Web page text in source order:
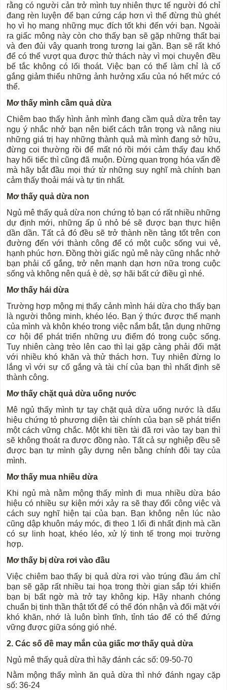
rằng có người cản trở mình tuy nhiên thực tế người đó chỉ
đang rèn luyện để bạn cứng cáp hơn vì thế đừng thù ghét
họ vì họ mang những mục đích tốt khi đến với bạn. Ngoài
ra giấc mông này còn cho thấy bạn sẽ gặp những thất bại
và đen đủi vây quanh trong tương lai gần. Bạn sẽ rất khó
để có thể vượt qua được thử thách này vì mọi chuyện đều
bế tắc không có lối thoát. Việc bạn có thể làm chỉ là cố
gắng giảm thiểu những ảnh hưởng xấu của nó hết mức có
thể.
Mơ thấy mình cầm quả dừa
Chiêm bao thấy hình ảnh mình đang cầm quả dừa trên tay
ngụ ý nhắc nhở bạn nên biết cách trân trọng và nâng niu
những giá trị hay những thành quả mà mình đang sở hữu,
đừng coi thường rồi để mất nó rồi mới cảm thấy đau khổ
hay hối tiếc thì cũng đã muộn. Đừng quan trọng hóa vấn đề
mà hãy bắt đầu mọi thứ từ những suy nghĩ mà chính bạn
cảm thấy thoải mái và tự tin nhất.
Mơ thấy quả dừa non
Ngủ mê thấy quả dừa non chứng tỏ bạn có rất nhiều những
dự định mới, những ấp ủ nhỏ bé sẽ được bạn thực hiện
dần dần. Tất cả đó đều sẽ trở thành nền tảng tốt trên con
đường đến với thành công để có một cuộc sống vui vẻ,
hạnh phúc hơn. Đồng thời giấc ngủ mê này cũng nhắc nhở
bạn phải cố gắng, trở nên mạnh dạn hơn nữa trong cuộc
sống và không nên quá è dè, sợ hãi bất cứ điều gì nhé.
Mơ thấy hái dừa
Trường hợp mộng mị thấy cảnh mình hái dừa cho thấy bạn
là người thông minh, khéo léo. Bạn ý thức được thế mạnh
của mình và khôn khéo trong việc nắm bắt, tận dụng những
cơ hội để phát triển những ưu điểm đó trong cuộc sống.
Tuy nhiên càng trèo lên cao thì lại gặp càng phải đối mặt
với nhiều khó khăn và thử thách hơn. Tuy nhiên đừng lo
lắng vì với sự cố gắng và tài chí của bạn thì nhất định sẽ
thành công.
Mơ thấy chặt quả dừa uống nước
Mê ngủ thấy mình tự tay chặt quả dừa uống nước là dấu
hiệu chứng tỏ phương diện tài chính của bạn sẽ phát triển
một cách vững chắc. Một khi tiền tài đã rơi vào tay bạn thì
sẽ không thoát ra được đồng nào. Tất cả sự nghiệp đều sẽ
được bạn tự mình gây dựng nên bằng chính đôi tay của
mình.
Mơ thấy mua nhiều dừa
Khi ngủ mà nằm mộng thấy mình đi mua nhiều dừa báo
hiệu có nhiều sự kiện mới xảy ra sẽ thay đổi công việc và
cách suy nghĩ hiện tại của bạn. Bạn không nên lúc nào
cũng dập khuôn máy móc, đi theo 1 lối đi nhất định mà cần
có sự linh hoạt, khéo léo, xử lý tinh tế trong mọi trường
hợp.
Mơ thấy bị dừa rơi vào đầu
Việc chiêm bao thấy bị quả dừa rơi vào trúng đầu ám chỉ
bạn sẽ gặp rất nhiều tai họa trong thời gian sắp tới khiến
bạn bị bất ngờ mà trở tay không kịp. Hãy nhanh chóng
chuẩn bị tinh thần thật tốt để có thể đón nhận và đối mặt với
khó khăn, nhớ là luôn bình tĩnh, tỉnh táo để có thể đứng
vững được giữa sóng gió nhé.
2. Các số đề may mắn của giấc mơ thấy quả dừa
Ngủ mê thấy quả dừa thì hãy đánh các số: 09-50-70
Nằm mộng thấy mình ăn quả dừa thì nhớ đánh ngay cặp
số: 36-24